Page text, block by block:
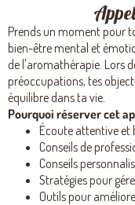
Prends un moment pour
bien-être mental et
de l'aromathérapie. Lors
préoccupations, tes
équilibre dans ta vie.
Pourquoi réserver cet
Écoute attentive et
Conseils de
Conseils
Stratégies pour
Outils pour